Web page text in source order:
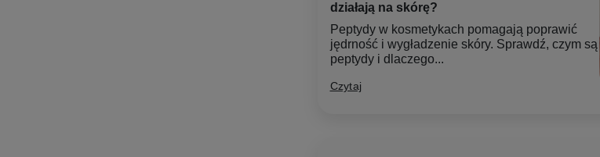
działają na skórę?
Peptydy w kosmetykach pomagają poprawić
jędrność i wygładzenie skóry. Sprawdź, czym są
peptydy i dlaczego...
Czytaj